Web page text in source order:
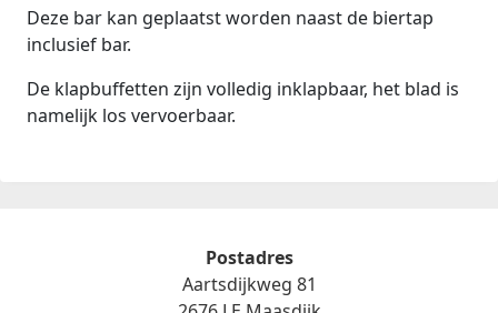
Deze bar kan geplaatst worden naast de biertap
inclusief bar.
De klapbuffetten zijn volledig inklapbaar, het blad is
namelijk los vervoerbaar.
Postadres
Aartsdijkweg 81